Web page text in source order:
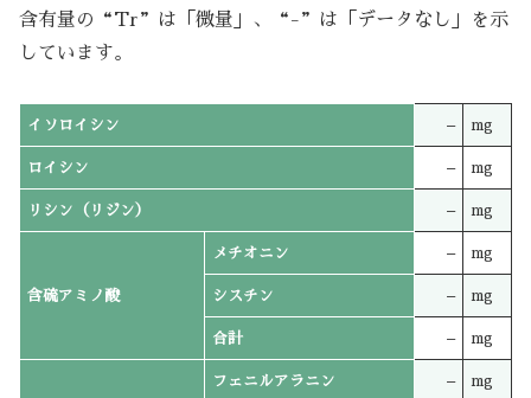
含有量の“Tr”は「微量」、“-”は「データなし」を示
しています。
イソロイシン – mg
ロイシン – mg
リシン（リジン） – mg
含硫アミノ酸
メチオニン – mg
シスチン – mg
合計 – mg
フェニルアラニン – mg